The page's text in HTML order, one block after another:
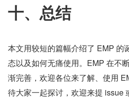
十、总结
本文用较短的篇幅介绍了 EMP 的
态以及如何无痛使用。EMP 在不
渐完善，欢迎各位来了解、使用
待大家一起探讨，欢迎来提 issue